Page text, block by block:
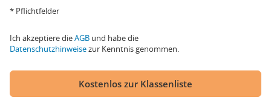
* Pflichtfelder
Ich akzeptiere dieAGB und habe die
Datenschutzhinweisezur Kenntnis genommen.
Kostenlos zur Klassenliste